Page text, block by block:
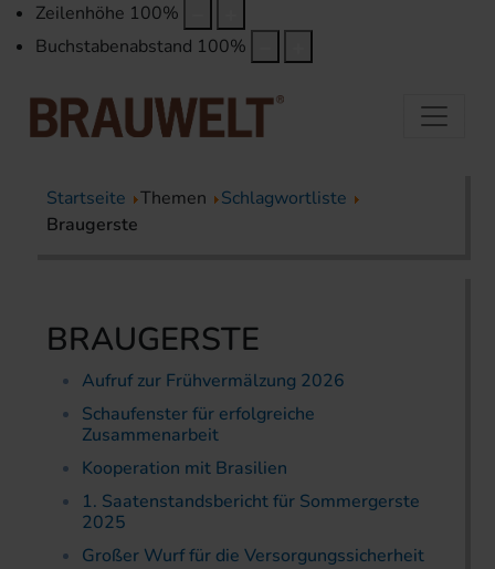
Zeilenhöhe 100%
Buchstabenabstand 100%
Startseite Themen
Schlagwortliste
Braugerste
BRAUGERSTE
Aufruf zur Frühvermälzung 2026
Schaufenster für erfolgreiche
Zusammenarbeit
Kooperation mit Brasilien
1. Saatenstandsbericht für Sommergerste
2025
Großer Wurf für die Versorgungssicherheit